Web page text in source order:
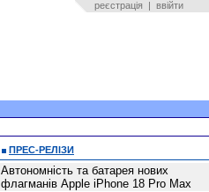
реєстрація | ввійти
ПРЕС-РЕЛІЗИ
Автономність та батарея нових
флагманів Apple iPhone 18 Pro Max